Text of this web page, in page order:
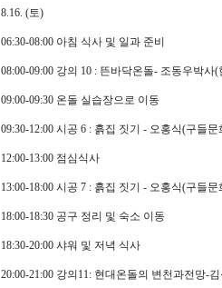
8.16. (토)
06:30-08:00 아침 식사 및 일과 준비
08:00-09:00 강의 10 : 뜬바닥온돌- 조동우박
09:00-09:30 온돌 실습장으로 이동
09:30-12:00 시공 6 : 흙집 짓기 - 오홍식(구들
12:00-13:00 점심식사
13:00-18:00 시공 7 : 흙집 짓기 - 오홍식(구들
18:00-18:30 공구 정리 및 숙소 이동
18:30-20:00 샤워 및 저녁 식사
20:00-21:00 강의11: 현대온돌의 변천과전망-